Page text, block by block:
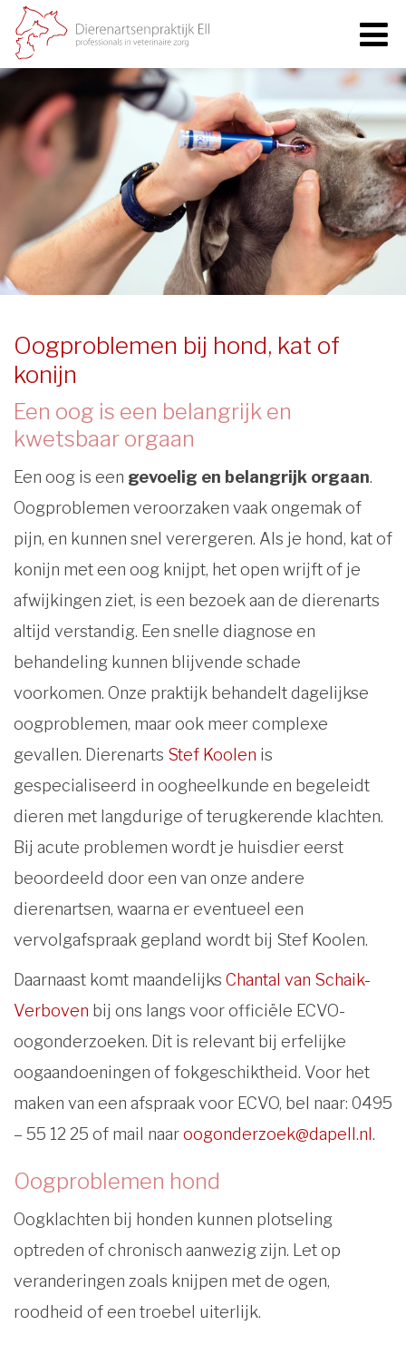
Oogproblemen bij hond, kat of
konijn
Een oog is een belangrijk en
kwetsbaar orgaan
Een oog is een gevoelig en belangrijk orgaan.
Oogproblemen veroorzaken vaak ongemak of
pijn, en kunnen snel verergeren. Als je hond, kat of
konijn met een oog knijpt, het open wrijft of je
afwijkingen ziet, is een bezoek aan de dierenarts
altijd verstandig. Een snelle diagnose en
behandeling kunnen blijvende schade
voorkomen. Onze praktijk behandelt dagelijkse
oogproblemen, maar ook meer complexe
gevallen. Dierenarts Stef Koolen is
gespecialiseerd in oogheelkunde en begeleidt
dieren met langdurige of terugkerende klachten.
Bij acute problemen wordt je huisdier eerst
beoordeeld door een van onze andere
dierenartsen, waarna er eventueel een
vervolgafspraak gepland wordt bij Stef Koolen.
Daarnaast komt maandelijks Chantal van Schaik-
Verboven bij ons langs voor officiële ECVO-
oogonderzoeken. Dit is relevant bij erfelijke
oogaandoeningen of fokgeschiktheid. Voor het
maken van een afspraak voor ECVO, bel naar: 0495
– 55 12 25 of mail naaroogonderzoek@dapell.nl .
Oogproblemen hond
Oogklachten bij honden kunnen plotseling
optreden of chronisch aanwezig zijn. Let op
veranderingen zoals knijpen met de ogen,
roodheid of een troebel uiterlijk.